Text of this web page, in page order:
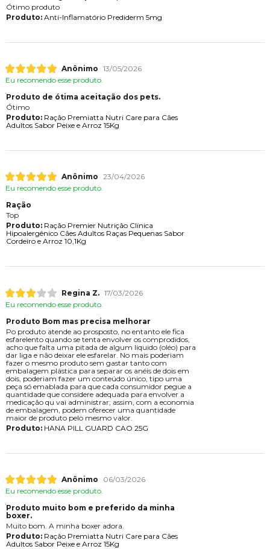
Ótimo produto
Produto:Anti-Inflamatório Prediderm 5mg
Anônimo 13/05/2026
Eu recomendo esse produto.
Produto de ótima aceitação dos pets.
Ótimo
Produto:Ração Premiatta Nutri Care para Cães
Adultos Sabor Peixe e Arroz 15Kg
Anônimo 23/04/2026
Eu recomendo esse produto.
Ração
Top
Produto:Ração Premier Nutrição Clínica
Hipoalergênico Cães Adultos Raças Pequenas Sabor
Cordeiro e Arroz 10,1Kg
Regina Z. 17/03/2026
Eu recomendo esse produto.
Produto Bom mas precisa melhorar
Po produto atende ao prosposto, no entanto ele fica
esfarelento quando se tenta envolver os comprodidos,
acho que falta uma pitada de algum liquido (oléo) para
dar liga e não deixar ele esfarelar. No mais poderiam
fazer o mesmo produto sem gastar tanto com
embalagem plástica para separar os anéis de dois em
dois, poderiam fazer um conteúdo único, tipo uma
peça só emablada para que cada consumidor pegue a
quantidade que considere adequada para envolver a
medicação qu vai administrar; assim, com a economia
de embalagem, podem oferecer uma quantidade
maior de produto pelo mesmo valor.
Produto:HANA PILL GUARD CAO 25G
Anônimo
06/03/2026
Eu recomendo esse produto.
Produto muito bom e preferido da minha
boxer.
Muito bom. A minha boxer adora.
Produto:Ração Premiatta Nutri Care para Cães
Adultos Sabor Peixe e Arroz 15Kg